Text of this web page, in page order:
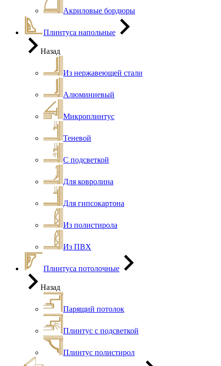
Акриловые бордюры
Плинтуса напольные
Назад
Из нержавеющей стали
Алюминиевый
Микроплинтус
Теневой
С подсветкой
Для ковролина
Для гипсокартона
Из полистирола
Из ПВХ
Плинтуса потолочные
Назад
Парящий потолок
Плинтус с подсветкой
Плинтус полистирол